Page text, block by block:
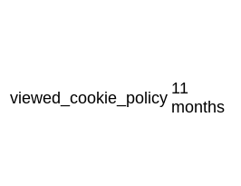
viewed_cookie_policy
11
months